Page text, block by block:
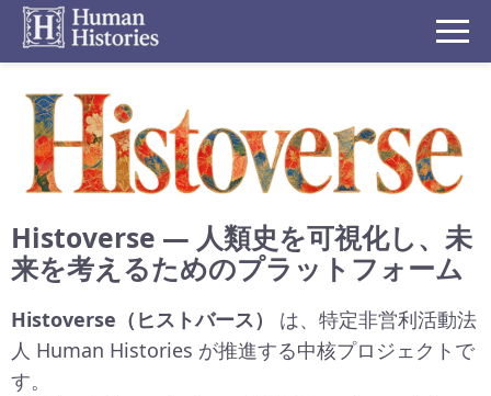
Histoverse — 人類史を可視化し、未
来を考えるためのプラットフォーム
Histoverse（ヒストバース）
は、特定非営利活動法
人 Human Histories が推進する中核プロジェクトで
す。